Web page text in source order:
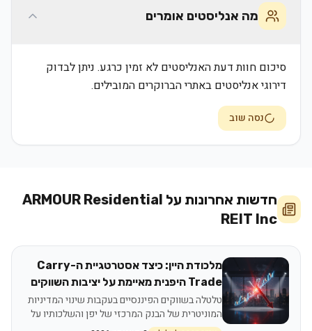
מה אנליסטים אומרים
סיכום חוות דעת האנליסטים לא זמין כרגע. ניתן לבדוק
דירוגי אנליסטים באתרי הברוקרים המובילים.
נסה שוב
חדשות אחרונות על ARMOUR Residential
REIT Inc
מלכודת היין: כיצד אסטרטגיית ה-Carry
Trade היפנית מאיימת על יציבות השווקים
הגלובליים
טלטלה בשווקים הפיננסיים בעקבות שינוי המדיניות
המוניטרית של הבנק המרכזי של יפן והשלכותיו על
תיקי ההשקעות בעולם